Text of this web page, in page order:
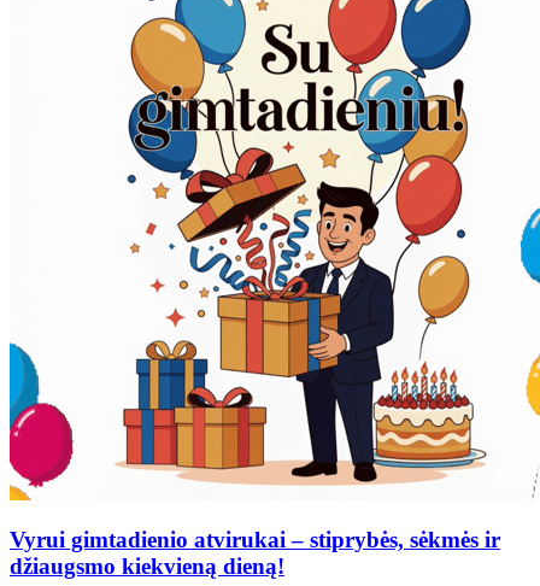
Vyrui gimtadienio atvirukai – stiprybės, sėkmės ir
džiaugsmo kiekvieną dieną!